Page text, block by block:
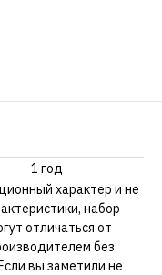
1 год
характер и не
набор
отличаться от
без
вы заметили не